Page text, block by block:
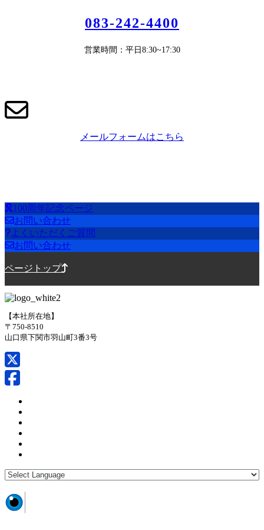
083-242-4400
営業時間：平日8:30~17:30
メールフォームはこちら
100周年記念ページ
お問い合わせ
よくいただくご質問
お問い合わせ
ページトップ
【本社所在地】
〒750-8510
山口県下関市羽山町3番3号